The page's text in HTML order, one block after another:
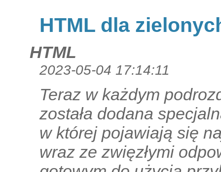
HTML dla
HTML
2023-05-04 17:14:11
Teraz w każdym
została dodana
w której pojawiają się
wraz ze zwięzłymi